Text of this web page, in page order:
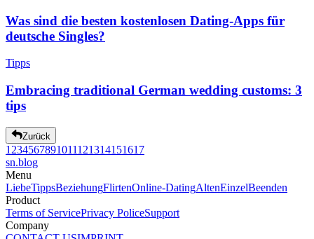
Was sind die besten kostenlosen Dating-Apps für
deutsche Singles?
Tipps
Embracing traditional German wedding customs: 3
tips
Zurück
1 234567891011121314151617
sn.blog
Menu
LiebeTippsBeziehungFlirtenOnline-DatingAltenEinzelBeenden
Product
Terms of ServicePrivacy PoliceSupport
Company